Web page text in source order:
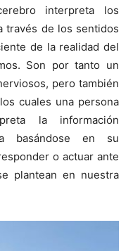
interpreta los
través de los sentidos
de la realidad del
Son por tanto un
pero también
cuales una persona
la información
basándose en su
o actuar ante
plantean en nuestra